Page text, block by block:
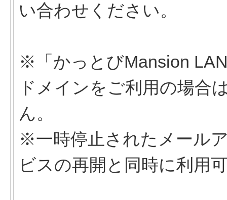
い合わせください。
※「かっとびMansion
ドメインをご利用の場合
ん。
※一時停止されたメール
ビスの再開と同時に利用